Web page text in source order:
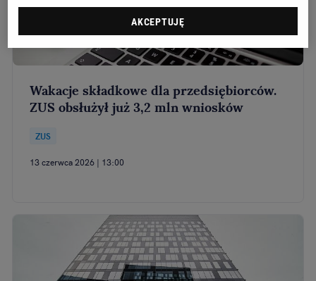
Wakacje składkowe dla przedsiębiorców.
ZUS obsłużył już 3,2 mln wniosków
ZUS
13 czerwca 2026 | 13:00
AKCEPTUJĘ